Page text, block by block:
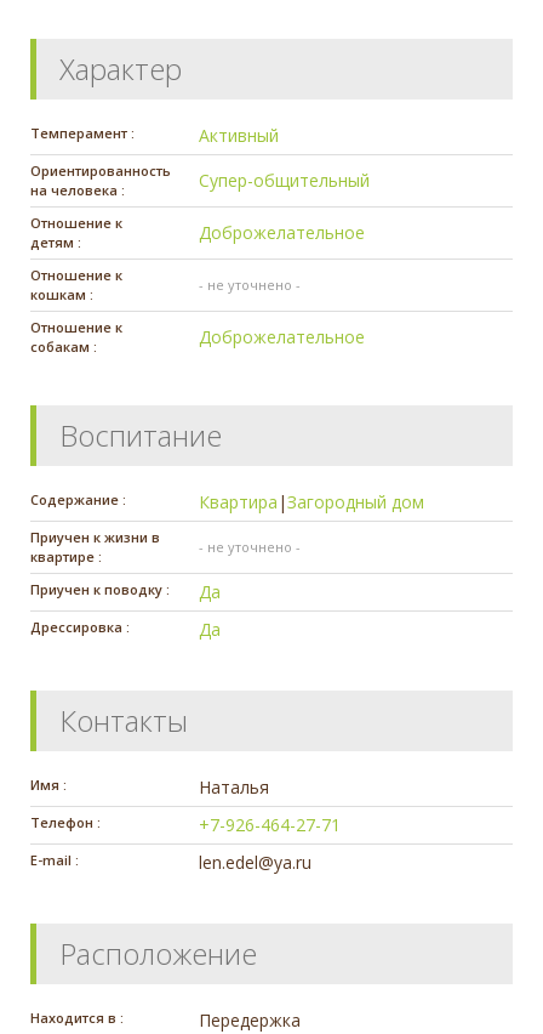
Характер
Темперамент : Активный
Ориентированность
на человека :
Супер-общительный
Отношение к
детям :
Доброжелательное
Отношение к
кошкам :
- не уточнено -
Отношение к
собакам :
Доброжелательное
Воспитание
Содержание : Квартира |Загородный дом
Приучен к жизни в
квартире :
- не уточнено -
Приучен к поводку : Да
Дрессировка : Да
Контакты
Имя : Наталья
Телефон : +7-926-464-27-71
E-mail : len.edel@ya.ru
Расположение
Находится в : Передержка